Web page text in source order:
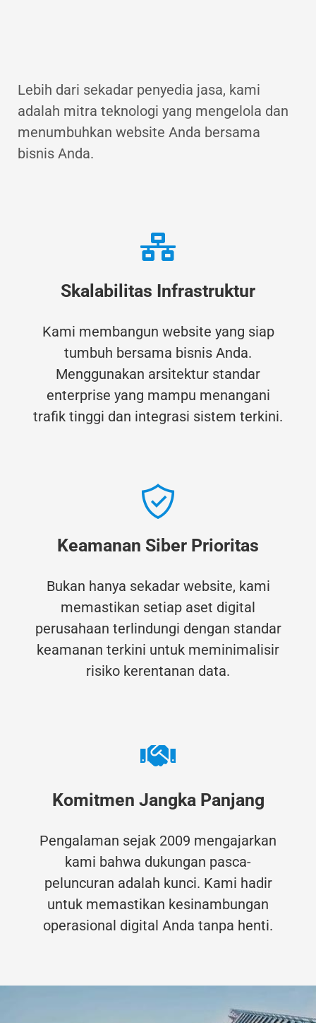
Lebih dari sekadar penyedia jasa, kami
adalah mitra teknologi yang mengelola dan
menumbuhkan website Anda bersama
bisnis Anda.
Skalabilitas Infrastruktur
Kami membangun website yang siap
tumbuh bersama bisnis Anda.
Menggunakan arsitektur standar
enterprise yang mampu menangani
trafik tinggi dan integrasi sistem terkini.
Keamanan Siber Prioritas
Bukan hanya sekadar website, kami
memastikan setiap aset digital
perusahaan terlindungi dengan standar
keamanan terkini untuk meminimalisir
risiko kerentanan data.
Komitmen Jangka Panjang
Pengalaman sejak 2009 mengajarkan
kami bahwa dukungan pasca-
peluncuran adalah kunci. Kami hadir
untuk memastikan kesinambungan
operasional digital Anda tanpa henti.